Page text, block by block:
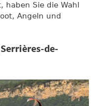
haben Sie die Wahl
Angeln und
de-